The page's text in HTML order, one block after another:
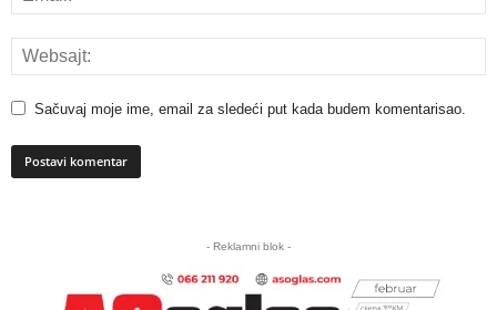
Sačuvaj moje ime, email za sledeći put kada budem komentarisao.
- Reklamni blok -